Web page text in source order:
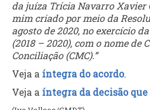
da juíza Trícia Navarro Xavier
mim criado por meio da
agosto de 2020, no exercício
(2018 – 2020), com o nome de
Conciliação (CMC).”
Veja a íntegra do acordo.
Veja a íntegra da decisão